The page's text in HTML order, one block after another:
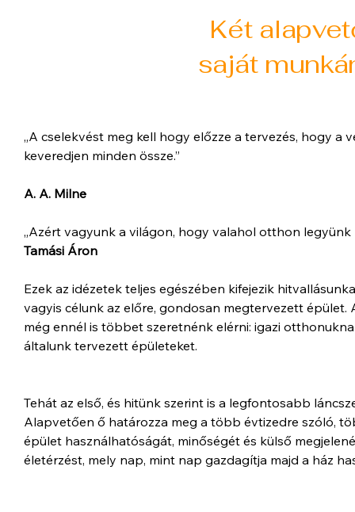
Két
saját
„A cselekvést meg kell hogy előzze a tervezés, hogy a
keveredjen
A. A. Milne
„Azért vagyunk a világon, hogy valahol otthon legyünk
Tamási Áron
Ezek az idézetek teljes egészében kifejezik
vagyis célunk az előre, gondosan megtervezett épület.
még ennél is többet szeretnénk elérni: igazi
általunk tervezett épületeket.
Tehát az első, és hitünk szerint is a legfontosabb
Alapvetően ő határozza meg a több évtizedre szóló,
épület használhatóságát, minőségét és külső
életérzést, mely nap, mint nap gazdagítja majd a ház